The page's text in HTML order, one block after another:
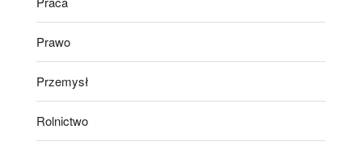
Prawo
Przemysł
Rolnictwo